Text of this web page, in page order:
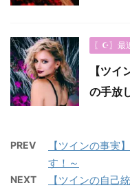
〖☪︎〗最
【ツ
の手放
PREV
【ツインの事実
す！～
NEXT
【ツインの自己